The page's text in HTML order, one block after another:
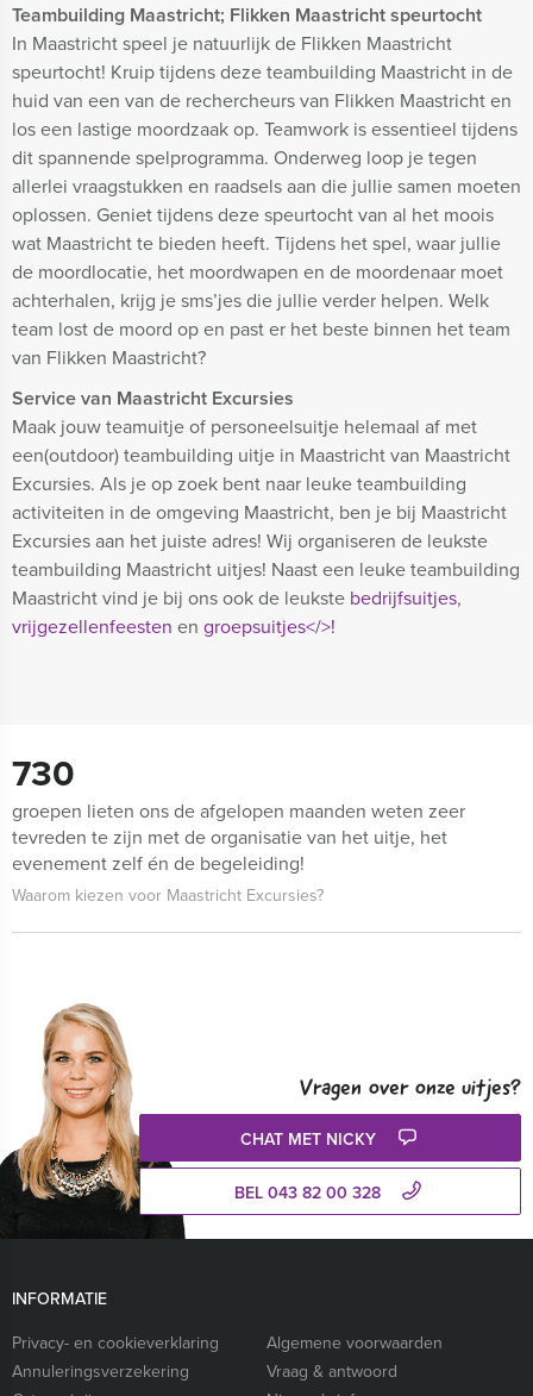
Teambuilding Maastricht; Flikken Maastricht speurtocht
In Maastricht speel je natuurlijk de Flikken Maastricht
speurtocht! Kruip tijdens deze teambuilding Maastricht in de
huid van een van de rechercheurs van Flikken Maastricht en
los een lastige moordzaak op. Teamwork is essentieel tijdens
dit spannende spelprogramma. Onderweg loop je tegen
allerlei vraagstukken en raadsels aan die jullie samen moeten
oplossen. Geniet tijdens deze speurtocht van al het moois
wat Maastricht te bieden heeft. Tijdens het spel, waar jullie
de moordlocatie, het moordwapen en de moordenaar moet
achterhalen, krijg je sms’jes die jullie verder helpen. Welk
team lost de moord op en past er het beste binnen het team
van Flikken Maastricht?
Service van Maastricht Excursies
Maak jouw teamuitje of personeelsuitje helemaal af met
een(outdoor) teambuilding uitje in Maastricht van Maastricht
Excursies. Als je op zoek bent naar leuke teambuilding
activiteiten in de omgeving Maastricht, ben je bij Maastricht
Excursies aan het juiste adres! Wij organiseren de leukste
teambuilding Maastricht uitjes! Naast een leuke teambuilding
Maastricht vind je bij ons ook de leukste bedrijfsuitjes,
vrijgezellenfeesten en groepsuitjes</>!
730
groepen lieten ons de afgelopen maanden weten zeer
tevreden te zijn met de organisatie van het uitje, het
evenement zelf én de begeleiding!
Waarom kiezen voor Maastricht Excursies?
Vragen over onze uitjes?
CHAT MET NICKY
BEL 043 82 00 328
INFORMATIE
Privacy- en cookieverklaring
Algemene voorwaarden
Annuleringsverzekering
Vraag & antwoord